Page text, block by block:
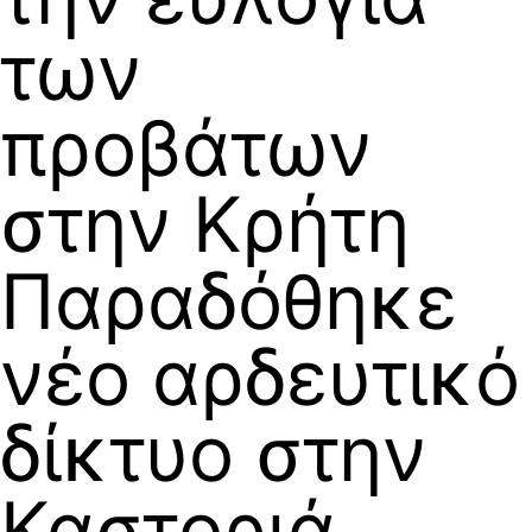
των
προβάτων
στην Κρήτη
Παραδόθηκε
νέο αρδευτικό
δίκτυο στην